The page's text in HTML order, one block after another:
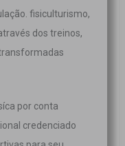
fisiculturismo,
dos treinos,
por conta
credenciado